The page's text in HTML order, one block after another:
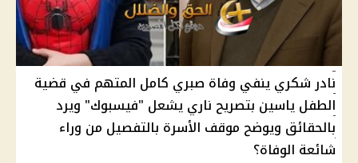
نادر شكري ينفي وفاة صبري كامل المتهم في قضية
الطفل ياسين بتصريح ناري يشعل "فيسبوك" ويرد
بالحقائق ويوضح موقف الأسرة بالتفصيل من وراء
شائعة الوفاة؟